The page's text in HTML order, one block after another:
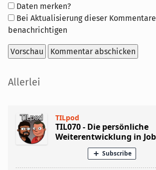
Formular-
Optionen
Daten merken?
Bei Aktualisierung dieser Kommentare
benachrichtigen
Seitenleiste
Allerlei